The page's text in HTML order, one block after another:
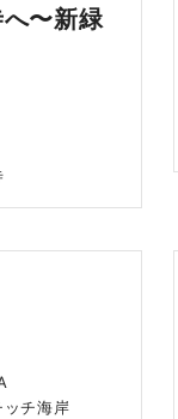
〜新緑
ッチ海岸